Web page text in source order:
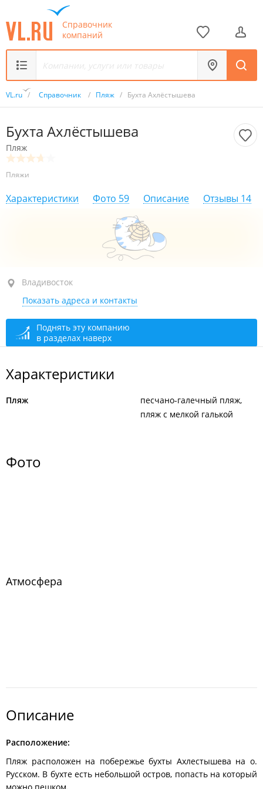
Справочник
компаний
VL.ru / Справочник / Пляж / Бухта Ахлёстышева
Бухта Ахлёстышева
Пляж
Пляжи
Характеристики Фото 59 Описание Отзывы 14
Владивосток
о. Русский, бухта Ахлёстышева
Владивосток
Показать адреса и контакты
Поднять эту компанию
в разделах наверх
Характеристики
Пляж
песчано-галечный пляж
пляж с мелкой галькой
Фото
Атмосфера
Описание
Расположение:
Пляж расположен на побережье бухты Ахлестышева на о.
Русском. В бухте есть небольшой остров, попасть на который